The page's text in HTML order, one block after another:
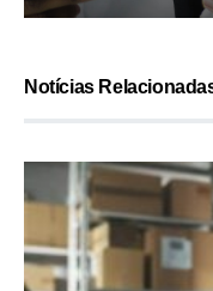
Notícias